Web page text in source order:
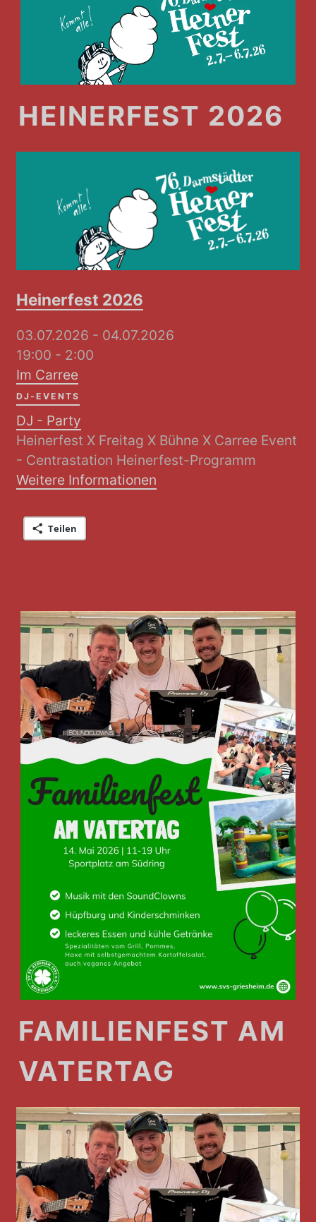
HEINERFEST 2026
Heinerfest 2026
03.07.2026 - 04.07.2026
19:00 - 2:00
Im Carree
DJ-EVENTS
DJ - Party
Heinerfest X Freitag X Bühne X Carree Event
- Centrastation Heinerfest-Programm
Weitere Informationen
Teilen
FAMILIENFEST AM
VATERTAG